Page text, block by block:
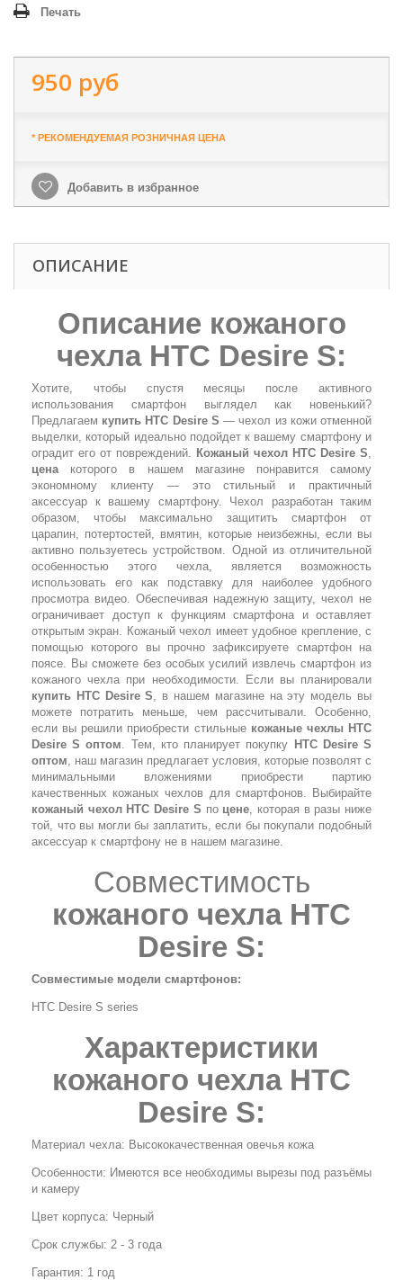
Печать
950 руб
* РЕКОМЕНДУЕМАЯ РОЗНИЧНАЯ ЦЕНА
Добавить в избранное
ОПИСАНИЕ
Описание кожаного
чехла HTC Desire S:
Хотите, чтобы спустя месяцы после активного
использования смартфон выглядел как новенький?
Предлагаем купить HTC Desire S — чехол из кожи отменной
выделки, который идеально подойдет к вашему смартфону и
оградит его от повреждений. Кожаный чехол HTC Desire S,
ценакоторого в нашем магазине понравится самому
экономному клиенту — это стильный и практичный
аксессуар к вашему смартфону. Чехол разработан таким
образом, чтобы максимально защитить смартфон от
царапин, потертостей, вмятин, которые неизбежны, если вы
активно пользуетесь устройством. Одной из отличительной
особенностью этого чехла, является возможность
использовать его как подставку для наиболее удобного
просмотра видео. Обеспечивая надежную защиту, чехол не
ограничивает доступ к функциям смартфона и оставляет
открытым экран. Кожаный чехол имеет удобное крепление, с
помощью которого вы прочно зафиксируете смартфон на
поясе. Вы сможете без особых усилий извлечь смартфон из
кожаного чехла при необходимости. Если вы планировали
купить HTC Desire S, в нашем магазине на эту модель вы
можете потратить меньше, чем рассчитывали. Особенно,
если вы решили приобрести стильные кожаные чехлы HTC
Desire S оптом. Тем, кто планирует покупку HTC Desire S
оптом, наш магазин предлагает условия, которые позволят с
минимальными вложениями приобрести партию
качественных кожаных чехлов для смартфонов. Выбирайте
кожаный чехол HTC Desire S по цене, которая в разы ниже
той, что вы могли бы заплатить, если бы покупали подобный
аксессуар к смартфону не в нашем магазине.
Совместимость
кожаного чехла HTC
Desire S:
Совместимые модели смартфонов:
HTC Desire S series
Характеристики
кожаного чехла HTC
Desire S:
Материал чехла: Высококачественная овечья кожа
Особенности: Имеются все необходимы вырезы под разъёмы
и камеру
Цвет корпуса: Черный
Срок службы: 2 - 3 года
Гарантия: 1 год